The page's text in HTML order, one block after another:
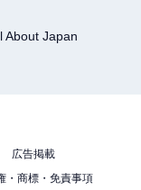
About Japan
広告掲載
・商標・免責事項